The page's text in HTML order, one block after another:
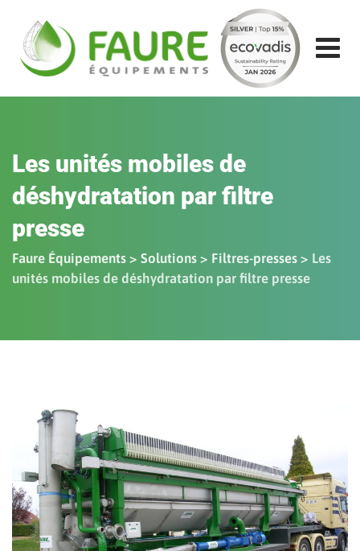
contenu
Les unités mobiles de
déshydratation par filtre
presse
Faure Équipements > Solutions > Filtres-presses > Les
unités mobiles de déshydratation par filtre presse